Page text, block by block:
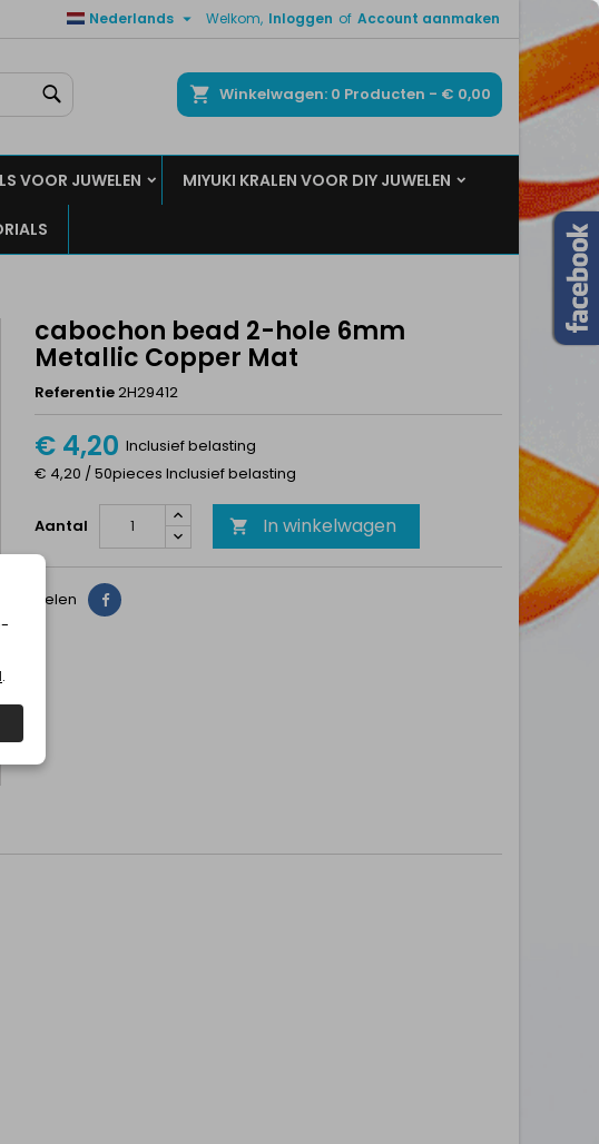
Welkom, Inloggen of Account aanmaken
Nederlands 
Winkelwagen 0 Producten - € 0,00
VOOR JUWELEN MIYUKI KRALEN VOOR DIY JUWELEN
cabochon bead 2-hole 6mm
Metallic Copper Mat
Referentie2H29412
€ 4,20 Inclusief belasting
€ 4,20 / 50pieces Inclusief belasting
Aantal  In winkelwagen
Delen Delen
te slaan.
Inloggen
.